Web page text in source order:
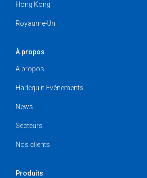
Hong Kong
Royaume-Uni
À propos
A propos
Harlequin Evénements
News
Secteurs
Nos clients
Produits